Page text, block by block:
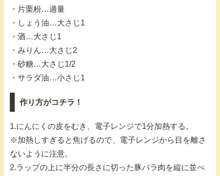
・片栗粉…適量
・しょう油…大さじ1
・酒…大さじ1
・みりん…大さじ2
・砂糖…大さじ1/2
・サラダ油…小さじ1
作り方がコチラ！
1.にんにくの皮をむき、電子レンジで1分加熱する。
※加熱しすぎると焦げるので、電子レンジから目を離さ
ないように注意。
2.ラップの上に半分の長さに切った豚バラ肉を縦に並べ